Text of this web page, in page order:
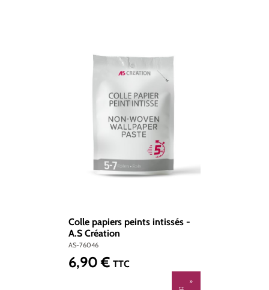
Colle papiers peints intissés -
A.S Création
AS-76046
Prix régulier :
6,90 € TTC